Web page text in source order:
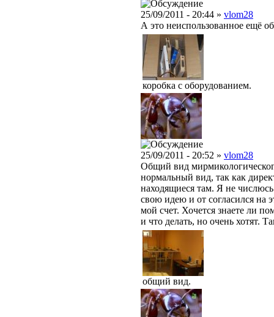
25/09/2011 - 20:44 » vlom28
А это неиспользованное ещё
коробка с оборудованием.
25/09/2011 - 20:52 » vlom28
Общий вид
нормальный вид, так как
находящиеся там. Я не
свою идею и от согласился на
мой счет. Хочется знаете ли
и что делать, но очень хотят.
общий вид.